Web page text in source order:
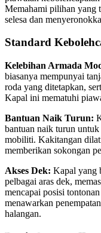
Memahami pilihan yang
selesa dan
Standard
Kelebihan Armada
biasanya mempunyai
roda yang ditetapkan,
Kapal ini mematuhi
Bantuan Naik Turun:
bantuan naik turun
mobiliti. Kakitangan
memberikan sokongan
Akses Dek: Kapal yang
pelbagai aras dek,
mencapai posisi
menawarkan
halangan.